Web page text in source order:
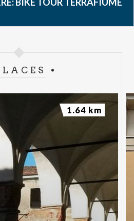
1.64 km